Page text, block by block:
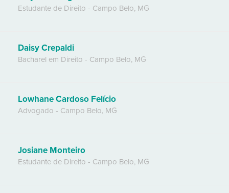
Estudante de Direito - Campo Belo, MG
Daisy Crepaldi
Bacharel em Direito - Campo Belo, MG
Lowhane Cardoso Felício
Advogado - Campo Belo, MG
Josiane Monteiro
Estudante de Direito - Campo Belo, MG